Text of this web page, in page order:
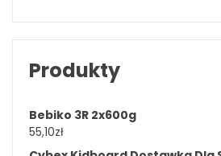
Produkty
Bebiko 3R 2x600g
55,10zł